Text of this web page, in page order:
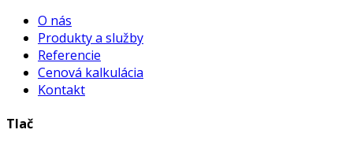
O nás
Produkty a služby
Referencie
Cenová kalkulácia
Kontakt
Tlač